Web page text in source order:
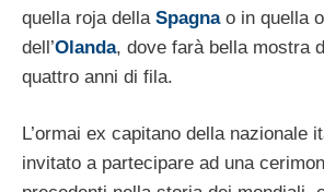
quella roja della Spagnao in quella
dell’Olanda, dove farà bella mostra
quattro anni di fila.
L’ormai ex capitano della nazionale
invitato a partecipare ad una